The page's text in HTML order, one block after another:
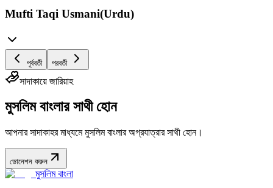
Mufti Taqi Usmani(Urdu)
পূর্ববর্তী পরবর্তী
সাদাকায়ে জারিয়াহ
মুসলিম বাংলার সাথী হোন
আপনার সাদাকাহর মাধ্যমে মুসলিম বাংলার অগ্রযাত্রার সাথী হোন।
ডোনেশন করুন
মুসলিম বাংলা